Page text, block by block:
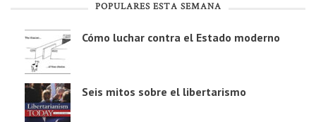
POPULARES ESTA SEMANA
Cómo luchar contra el Estado moderno
Seis mitos sobre el libertarismo